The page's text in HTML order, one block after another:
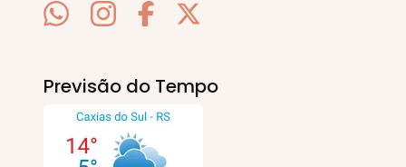
Previsão do Tempo